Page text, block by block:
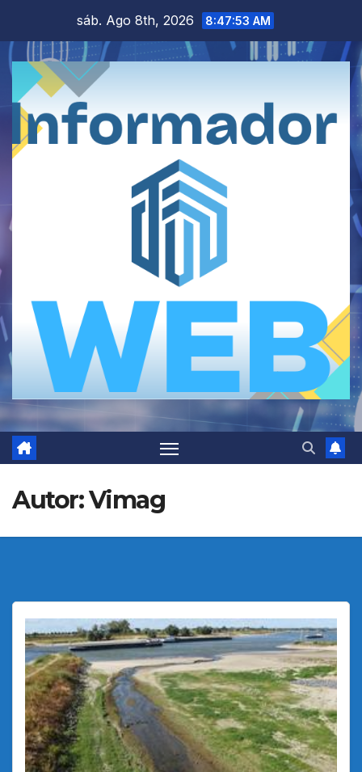
contenido
sáb. Ago 8th, 2026 8:47:54 AM
Autor:Vimag